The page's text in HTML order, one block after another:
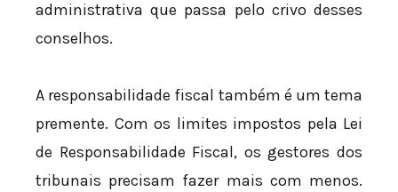
administrativa que passa pelo crivo desses
conselhos.
A responsabilidade fiscal também é um tema
premente. Com os limites impostos pela Lei
de Responsabilidade Fiscal, os gestores dos
tribunais precisam fazer mais com menos.